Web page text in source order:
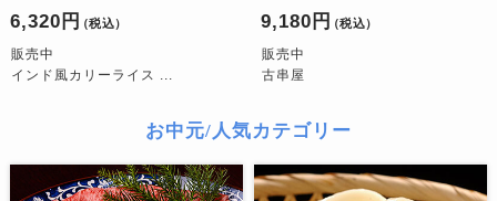
6,320円 （税込）
販売中
インド風カリーライス ...
9,180円 （税込）
販売中
古串屋
お中元/人気カテゴリー